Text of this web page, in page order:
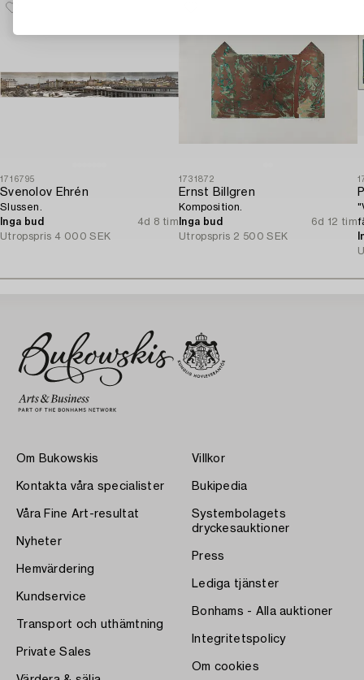
1716795
Svenolov Ehrén
Slussen.
Inga bud
4d 8 tim
Utropspris 4 000 SEK
1731872
Ernst Billgren
Komposition.
Inga bud
6d 12 tim
Utropspris 2 500 SEK
Om Bukowskis
Kontakta våra specialister
Våra Fine Art-resultat
Nyheter
Hemvärdering
Kundservice
Transport och uthämtning
Private Sales
Villkor
Bukipedia
Systembolagets
dryckesauktioner
Press
Lediga tjänster
Bonhams - Alla auktioner
Integritetspolicy
Om cookies